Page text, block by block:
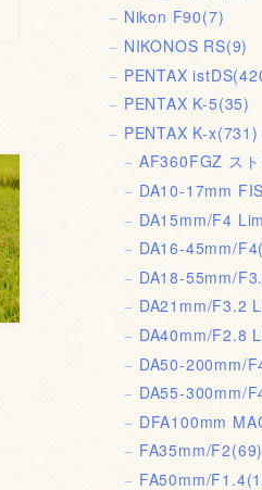
Nikon F90(7)
NIKONOS RS(9)
PENTAX istDS
PENTAX K-5(35)
PENTAX K-x(731)
AF360FGZ スト
DA10-17mm
DA15mm/F4
DA16-45mm/F4
DA18-55mm/
DA21mm/F3.2
DA40mm/F2.8
DA50-200mm/
DA55-300mm/
DFA100mm
FA35mm/F2(69)
FA50mm/F1.4